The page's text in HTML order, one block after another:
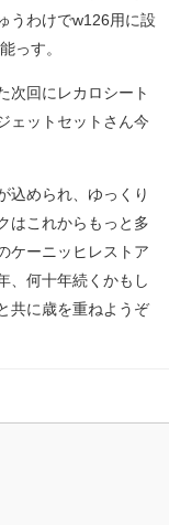
うわけでw126用に設
っす。
次回にレカロシート
ェットセットさん今
込められ、ゆっくり
はこれからもっと多
ケーニッヒレストア
、何十年続くかもし
共に歳を重ねようぞ